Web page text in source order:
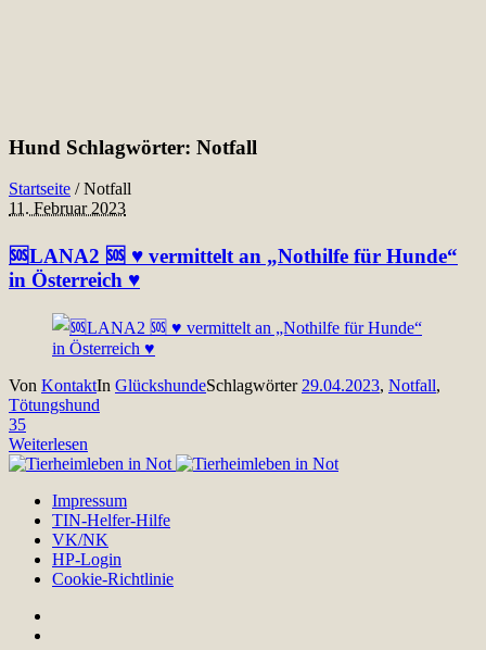
Hund Schlagwörter: Notfall
Startseite /Notfall
11. Februar 2023
🆘LANA2 🆘 ♥ vermittelt an „Nothilfe für Hunde“
in Österreich ♥
Von KontaktIn GlückshundeSchlagwörter 29.04.2023, Notfall,
Tötungshund
35
Weiterlesen
Impressum
TIN-Helfer-Hilfe
VK/NK
HP-Login
Cookie-Richtlinie